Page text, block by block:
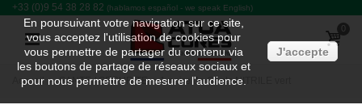
+33 (0)9 54 38 28 82 (hablamos español - we speak English)
0
Accueil > SANTE / SECURITE > 1 paire de Gants NITRILE vert
En poursuivant votre navigation sur ce site,
vous acceptez l'utilisation de cookies pour
vous permettre de partager du contenu via
les boutons de partage de réseaux sociaux et
pour nous permettre de mesurer l'audience.
J'accepte